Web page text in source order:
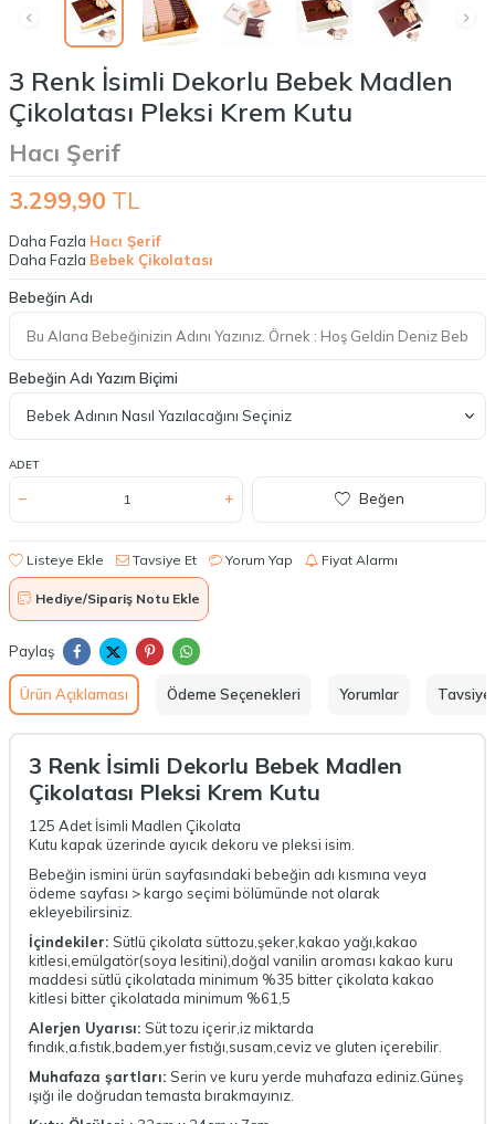
3 Renk İsimli Dekorlu Bebek Madlen
Çikolatası Pleksi Krem Kutu
Hacı Şerif
3.299,90 TL
Daha Fazla Hacı Şerif
Daha Fazla Bebek Çikolatası
Bebeğin Adı
Bebeğin Adı Yazım Biçimi
ADET
Beğen
Listeye Ekle Tavsiye Et Yorum Yap Fiyat Alarmı
Hediye/Sipariş Notu Ekle
Paylaş
Ürün Açıklaması Ödeme Seçenekleri Yorumlar Tavsiye
3 Renk İsimli Dekorlu Bebek Madlen
Çikolatası Pleksi Krem Kutu
125 Adet İsimli Madlen Çikolata
Kutu kapak üzerinde ayıcık dekoru ve pleksi isim.
Bebeğin ismini ürün sayfasındaki bebeğin adı kısmına veya
ödeme sayfası > kargo seçimi bölümünde not olarak
ekleyebilirsiniz.
İçindekiler: Sütlü çikolata süttozu,şeker,kakao yağı,kakao
kitlesi,emülgatör(soya lesitini),doğal vanilin aroması kakao kuru
maddesi sütlü çikolatada minimum %35 bitter çikolata kakao
kitlesi bitter çikolatada minimum %61,5
Alerjen Uyarısı: Süt tozu içerir,iz miktarda
fındık,a.fıstık,badem,yer fıstığı,susam,ceviz ve gluten içerebilir.
Muhafaza şartları: Serin ve kuru yerde muhafaza ediniz.Güneş
ışığı ile doğrudan temasta bırakmayınız.